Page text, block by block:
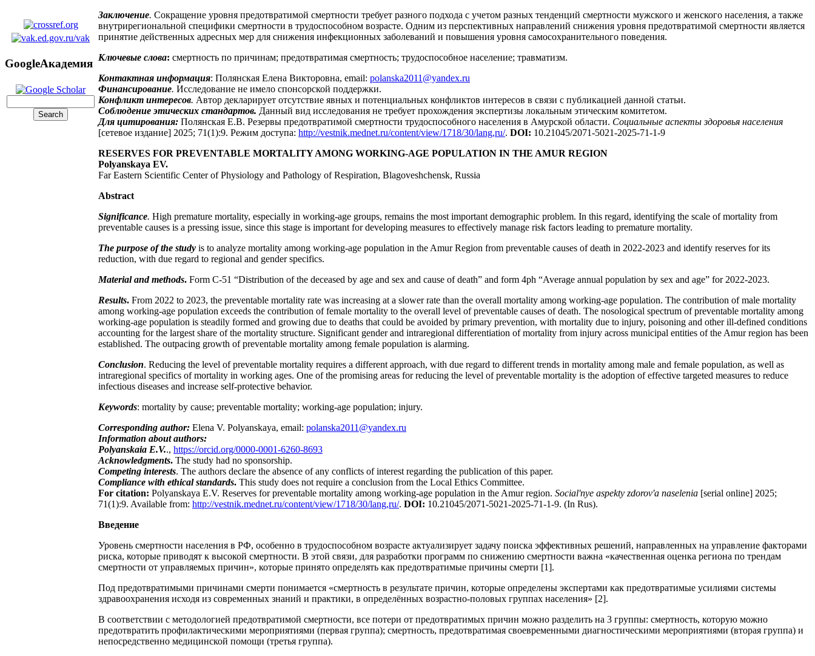
GoogleАкадемия
Заключение. Сокращение уровня предотвратимой смертности требует разного подхода с учетом разных тенденций смертности мужского и женского населения, а также
внутрирегиональной специфики смертности в трудоспособном возрасте. Одним из перспективных направлений снижения уровня предотвратимой смертности является
принятие действенных адресных мер для снижения инфекционных заболеваний и повышения уровня самосохранительного поведения.
Ключевые слова: смертность по причинам; предотвратимая смертность; трудоспособное население; травматизм.
Контактная информация: Полянская Елена Викторовна, email: polanska2011@yandex.ru
Финансирование. Исследование не имело спонсорской поддержки.
Конфликт интересов. Автор декларирует отсутствие явных и потенциальных конфликтов интересов в связи с публикацией данной статьи.
Соблюдение этических стандартов. Данный вид исследования не требует прохождения экспертизы локальным этическим комитетом.
Для цитирования: Полянская Е.В. Резервы предотвратимой смертности трудоспособного населения в Амурской области. Социальные аспекты здоровья населения
[сетевое издание] 2025; 71(1):9. Режим доступа: http://vestnik.mednet.ru/content/view/1718/30/lang,ru/. DOI: 10.21045/2071-5021-2025-71-1-9
RESERVES FOR PREVENTABLE MORTALITY AMONG WORKING-AGE POPULATION IN THE AMUR REGION
Polyanskaya EV.
Far Eastern Scientific Center of Physiology and Pathology of Respiration, Blagoveshchensk, Russia
Abstract
Significance. High premature mortality, especially in working-age groups, remains the most important demographic problem. In this regard, identifying the scale of mortality from
preventable causes is a pressing issue, since this stage is important for developing measures to effectively manage risk factors leading to premature mortality.
The purpose of the study is to analyze mortality among working-age population in the Amur Region from preventable causes of death in 2022-2023 and identify reserves for its
reduction, with due regard to regional and gender specifics.
Material and methods. Form C-51 “Distribution of the deceased by age and sex and cause of death” and form 4ph “Average annual population by sex and age” for 2022-2023.
Results. From 2022 to 2023, the preventable mortality rate was increasing at a slower rate than the overall mortality among working-age population. The contribution of male mortality
among working-age population exceeds the contribution of female mortality to the overall level of preventable causes of death. The nosological spectrum of preventable mortality among
working-age population is steadily formed and growing due to deaths that could be avoided by primary prevention, with mortality due to injury, poisoning and other ill-defined conditions
accounting for the largest share of the mortality structure. Significant gender and intraregional differentiation of mortality from injury across municipal entities of the Amur region has been
established. The outpacing growth of preventable mortality among female population is alarming.
Conclusion. Reducing the level of preventable mortality requires a different approach, with due regard to different trends in mortality among male and female population, as well as
intraregional specifics of mortality in working ages. One of the promising areas for reducing the level of preventable mortality is the adoption of effective targeted measures to reduce
infectious diseases and increase self-protective behavior.
Keywords: mortality by cause; preventable mortality; working-age population; injury.
Corresponding author: Elena V. Polyanskaya, email: polanska2011@yandex.ru
Information about authors:
Polyanskaia E.V.., https://orcid.org/0000-0001-6260-8693
Acknowledgments. The study had no sponsorship.
Competing interests. The authors declare the absence of any conflicts of interest regarding the publication of this paper.
Compliance with ethical standards. This study does not require a conclusion from the Local Ethics Committee.
For citation: Polyanskaya E.V. Reserves for preventable mortality among working-age population in the Amur region. Social'nye aspekty zdorov'a naselenia [serial online] 2025;
71(1):9. Available from: http://vestnik.mednet.ru/content/view/1718/30/lang,ru/. DOI: 10.21045/2071-5021-2025-71-1-9. (In Rus).
Введение
Уровень смертности населения в РФ, особенно в трудоспособном возрасте актуализирует задачу поиска эффективных решений, направленных на управление факторами
риска, которые приводят к высокой смертности. В этой связи, для разработки программ по снижению смертности важна «качественная оценка региона по трендам
смертности от управляемых причин», которые принято определять как предотвратимые причины смерти [1].
Под предотвратимыми причинами смерти понимается «смертность в результате причин, которые определены экспертами как предотвратимые усилиями системы
здравоохранения исходя из современных знаний и практики, в определённых возрастно-половых группах населения» [2].
В соответствии с методологией предотвратимой смертности, все потери от предотвратимых причин можно разделить на 3 группы: смертность, которую можно
предотвратить профилактическими мероприятиями (первая группа); смертность, предотвратимая своевременными диагностическими мероприятиями (вторая группа) и
непосредственно медицинской помощи (третья группа).